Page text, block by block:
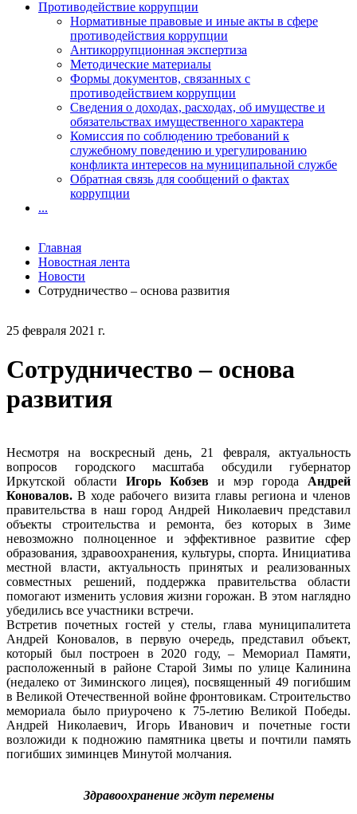
25 февраля 2021 г.
Сотрудничество – основа
развития
Несмотря на воскресный день, 21 февраля, актуальность
вопросов городского масштаба обсудили губернатор
Иркутской области Игорь Кобзев и мэр города Андрей
Коновалов. В ходе рабочего визита главы региона и членов
правительства в наш город Андрей Николаевич представил
объекты строительства и ремонта, без которых в Зиме
невозможно полноценное и эффективное развитие сфер
образования, здравоохранения, культуры, спорта. Инициатива
местной власти, актуальность принятых и реализованных
совместных решений, поддержка правительства области
помогают изменить условия жизни горожан. В этом наглядно
убедились все участники встречи.
Встретив почетных гостей у стелы, глава муниципалитета
Андрей Коновалов, в первую очередь, представил объект,
который был построен в 2020 году, – Мемориал Памяти,
расположенный в районе Старой Зимы по улице Калинина
(недалеко от Зиминского лицея), посвященный 49 погибшим
в Великой Отечественной войне фронтовикам. Строительство
мемориала было приурочено к 75-летию Великой Победы.
Андрей Николаевич, Игорь Иванович и почетные гости
возложиди к подножию памятника цветы и почтили память
погибших зиминцев Минутой молчания.
Здравоохранение ждут перемены
Противодействие коррупции
Нормативные правовые и иные акты в сфере
противодействия коррупции
Антикоррупционная экспертиза
Методические материалы
Формы документов, связанных с
противодействием коррупции
Сведения о доходах, расходах, об имуществе и
обязательствах имущественного характера
Комиссия по соблюдению требований к
служебному поведению и урегулированию
конфликта интересов на муниципальной службе
Обратная связь для сообщений о фактах
коррупции
...
Главная
Новостная лента
Новости
Сотрудничество – основа развития